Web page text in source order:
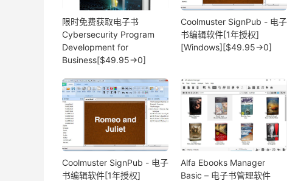
限时免费获取电子书
Cybersecurity Program
Development for
Business[$49.95→0]
Coolmuster SignPub - 电子
书编辑软件[1年授权]
[Windows][$49.95→0]
Coolmuster SignPub - 电子
书编辑软件[1年授权]
Alfa Ebooks Manager
Basic – 电子书管理软件